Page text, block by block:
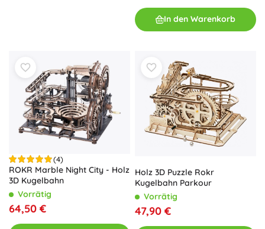
In den Warenkorb
(4)
ROKR Marble Night City - Holz
3D Kugelbahn
Vorrätig
64,50 €
Holz 3D Puzzle Rokr
Kugelbahn Parkour
Vorrätig
47,90 €